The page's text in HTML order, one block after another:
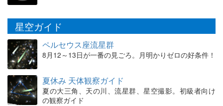
星空ガイド
ペルセウス座流星群
8月12～13日が一番の見ごろ。月明かりゼロの好条件！
夏休み 天体観察ガイド
夏の大三角、天の川、流星群、星空撮影。初級者向け
の観察ガイド